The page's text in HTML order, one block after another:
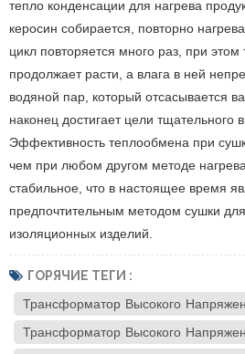
тепло конденсации для нагрева
керосин собирается, повторно
цикл повторяется много раз, при этом
продолжает расти, а влага в ней
водяной пар, который отсасывается
наконец достигает цели тщательного
Эффективность теплообмена при
чем при любом другом методе
стабильное, что в настоящее время
предпочтительным методом сушки
изоляционных изделий.
ГОРЯЧИЕ ТЕГИ :
Трансформатор Высокого
Трансформатор Высокого